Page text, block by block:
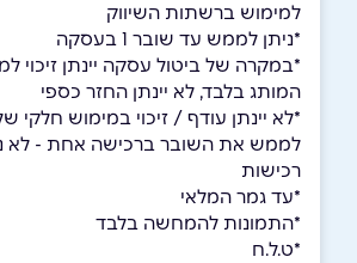
למימוש ברשתות השיווק
*ניתן לממש עד שובר 1 בעסקה
*במקרה של ביטול עסקה יינתן זיכוי
המותג בלבד, לא יינתן החזר כספי
*לא יינתן עודף / זיכוי במימוש חלקי
לממש את השובר ברכישה אחת - לא
רכישות
*עד גמר המלאי
*התמונות להמחשה בלבד
*ט.ל.ח